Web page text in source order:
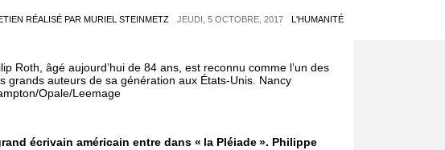
RÉALISÉ PAR MURIEL STEINMETZ JEUDI, 5 OCTOBRE, 2017 L'HUMANITÉ
Roth, âgé aujourd’hui de 84 ans, est reconnu comme l’un des
grands auteurs de sa génération aux États-Unis. Nancy
Opale/Leemage
écrivain américain entre dans « la Pléiade ». Philippe